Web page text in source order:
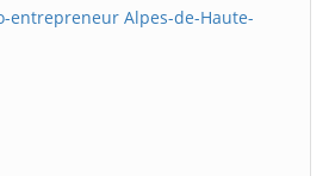
entrepreneur Alpes-de-Haute-